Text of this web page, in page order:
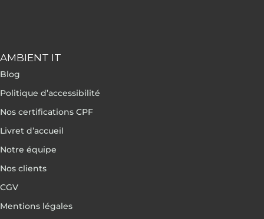
AMBIENT IT
Blog
Politique d’accessibilité
Nos certifications CPF
Livret d’accueil
Notre équipe
Nos clients
CGV
Mentions légales